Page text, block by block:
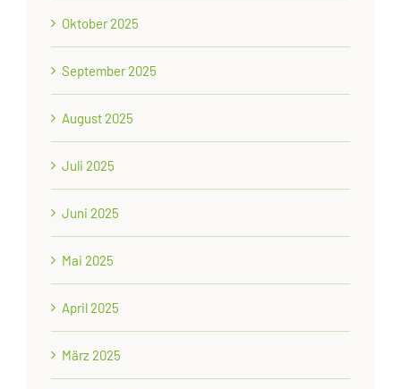
Oktober 2025
September 2025
August 2025
Juli 2025
Juni 2025
Mai 2025
April 2025
März 2025